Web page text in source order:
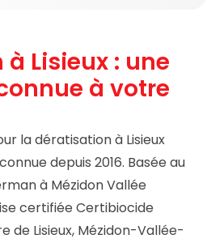
Lisieux : une
à votre
la dératisation à Lisieux
depuis 2016. Basée au
à Mézidon Vallée
certifiée Certibiocide
de Lisieux, Mézidon-Vallée-